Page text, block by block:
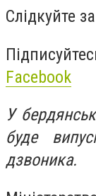
Слідкуйте
Facebook
У
буде
дзвоника.